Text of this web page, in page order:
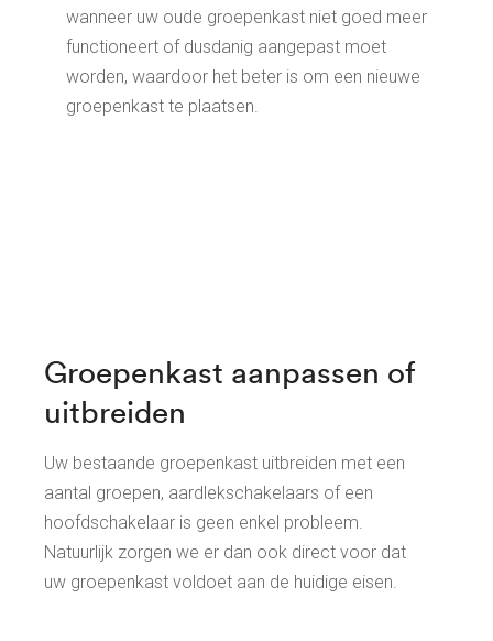
wanneer uw oude groepenkast niet goed meer
functioneert of dusdanig aangepast moet
worden, waardoor het beter is om een nieuwe
groepenkast te plaatsen.
Groepenkast aanpassen of
uitbreiden
Uw bestaande groepenkast uitbreiden met een
aantal groepen, aardlekschakelaars of een
hoofdschakelaar is geen enkel probleem.
Natuurlijk zorgen we er dan ook direct voor dat
uw groepenkast voldoet aan de huidige eisen.